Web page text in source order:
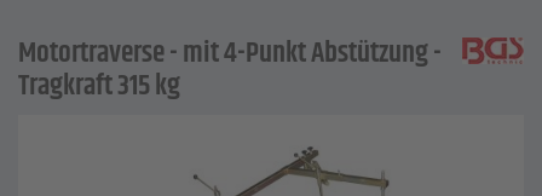
Motortraverse - mit 4-Punkt Abstützung -
Tragkraft 315 kg